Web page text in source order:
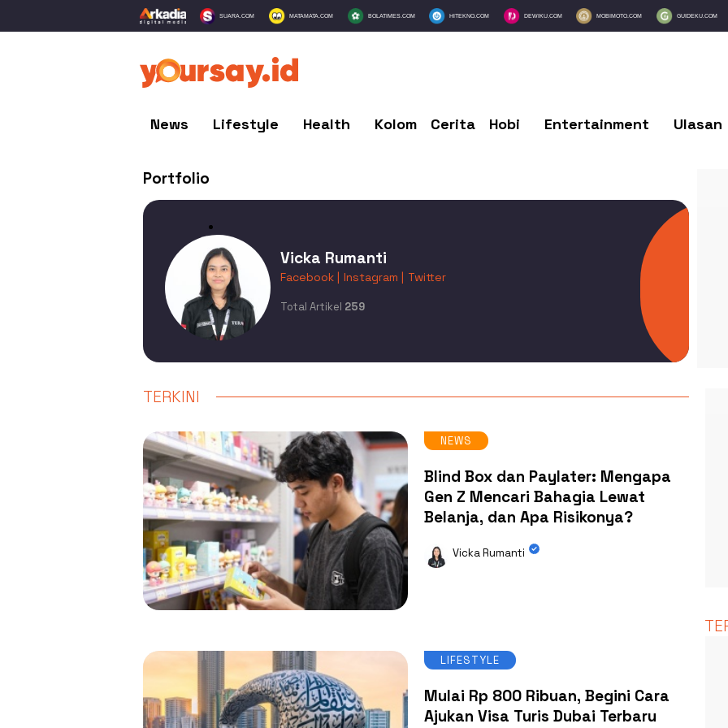
SUARA.COM MATAMATA.COM BOLATIMES.COM HITEKNO.COM DEWIKU.COM MOBIMOTO.COM GUIDEKU.COM
News Lifestyle Health Kolom Cerita Hobi Entertainment Ulasan
Portfolio
Vicka Rumanti
Facebook | Instagram | Twitter
Total Artikel 259
TERKINI
NEWS
Blind Box dan Paylater: Mengapa
Gen Z Mencari Bahagia Lewat
Belanja, dan Apa Risikonya?
Vicka Rumanti
LIFESTYLE
Mulai Rp 800 Ribuan, Begini Cara
Ajukan Visa Turis Dubai Terbaru